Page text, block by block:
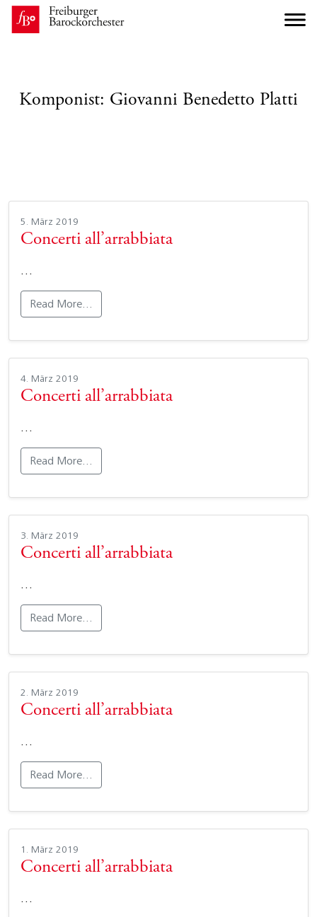
Komponist: Giovanni Benedetto Platti
5. März 2019
Concerti all’arrabbiata
…
Read More…
4. März 2019
Concerti all’arrabbiata
…
Read More…
3. März 2019
Concerti all’arrabbiata
…
Read More…
2. März 2019
Concerti all’arrabbiata
…
Read More…
1. März 2019
Concerti all’arrabbiata
…